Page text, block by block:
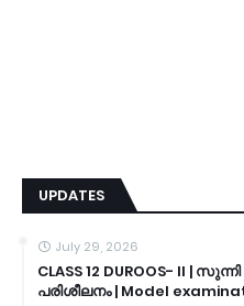
UPDATES
July 29, 2026
CLASS 12 DUROOS- II |
പരിശീലനം | Model